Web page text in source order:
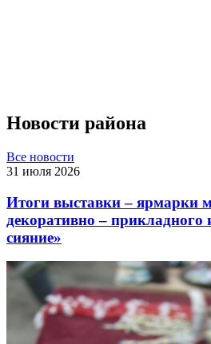
Новости района
Все новости
31 июля 2026
Итоги выставки – ярмарки
декоративно – прикладного
сияние»